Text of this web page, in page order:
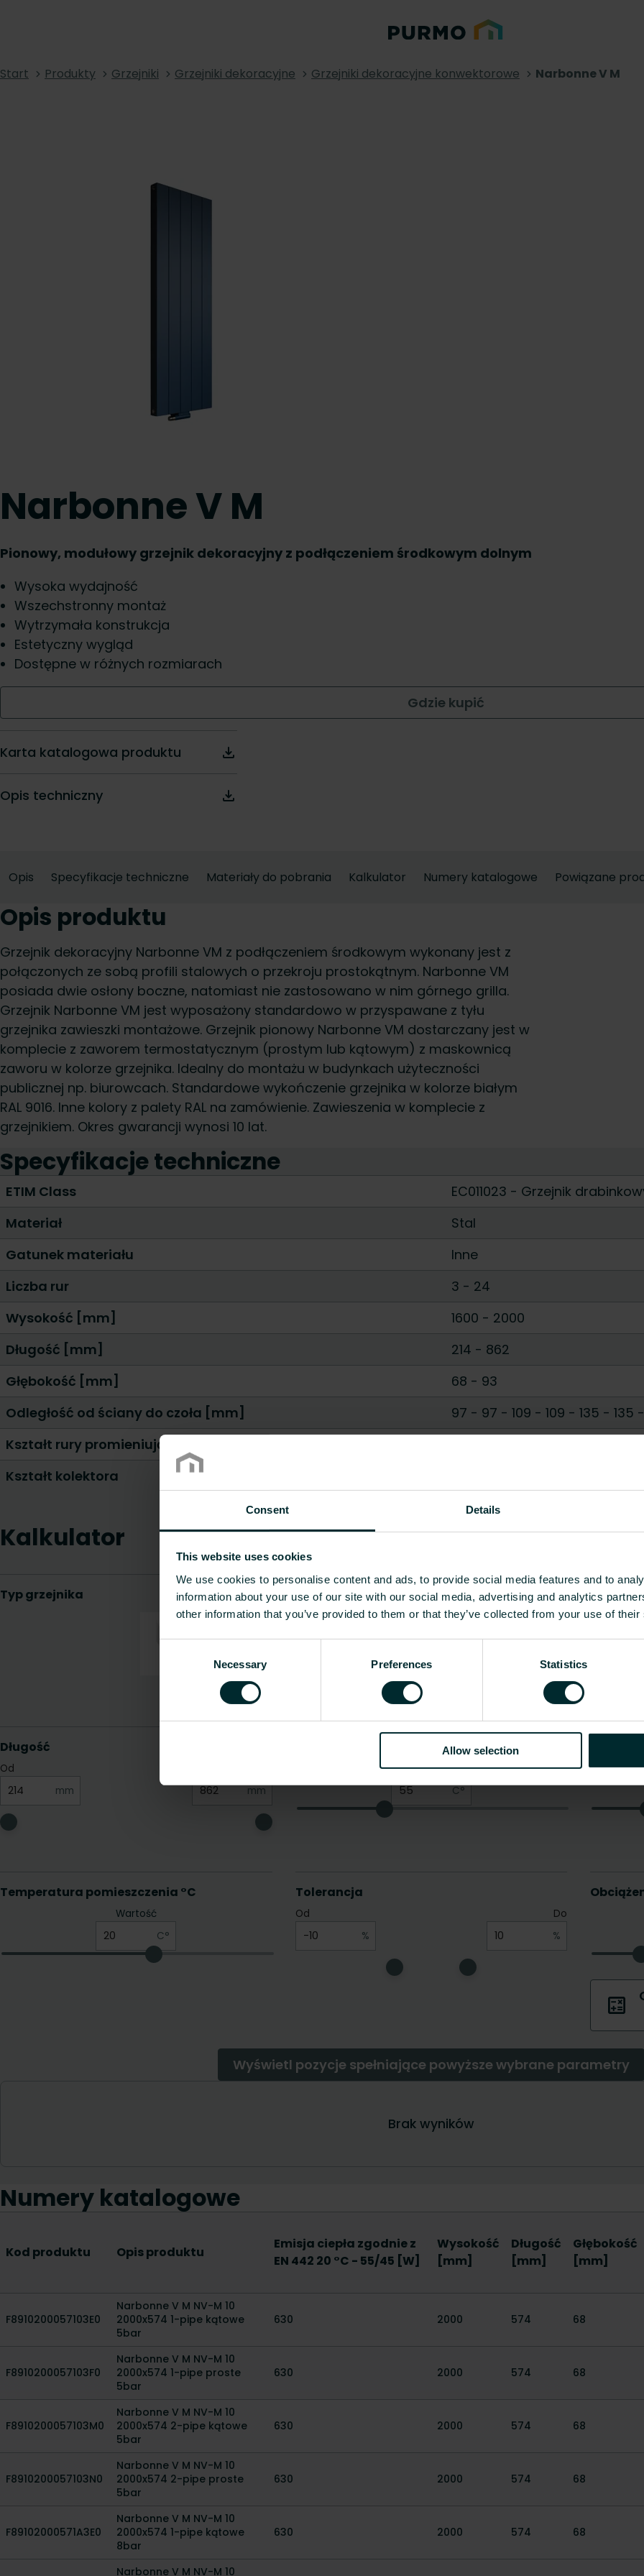
Consent Details
This website uses cookies
We use cookies to personalise content and ads, to provide social media features and to
information about your use of our site with our social media, advertising and analytics
other information that you’ve provided to them or that they’ve collected from your use of
Necessary Preferences Statistics
Allow selection
Start Produkty Grzejniki Grzejniki dekoracyjne Grzejniki dekoracyjne konwektorowe Narbonne V M
Narbonne V M
Pionowy, modułowy grzejnik dekoracyjny z podłączeniem środkowym dolnym
Wysoka wydajność
Wszechstronny montaż
Wytrzymała konstrukcja
Estetyczny wygląd
Dostępne w różnych rozmiarach
Gdzie kupić
Karta katalogowa produktu
Opis techniczny
Opis Specyfikacje techniczne Materiały do pobrania Kalkulator Numery katalogowe Powiązane
Opis produktu
Grzejnik dekoracyjny Narbonne VM z podłączeniem środkowym wykonany jest z
połączonych ze sobą profili stalowych o przekroju prostokątnym. Narbonne VM
posiada dwie osłony boczne, natomiast nie zastosowano w nim górnego grilla.
Grzejnik Narbonne VM jest wyposażony standardowo w przyspawane z tyłu
grzejnika zawieszki montażowe. Grzejnik pionowy Narbonne VM dostarczany jest w
komplecie z zaworem termostatycznym (prostym lub kątowym) z maskownicą
zaworu w kolorze grzejnika. Idealny do montażu w budynkach użyteczności
publicznej np. biurowcach. Standardowe wykończenie grzejnika w kolorze białym
RAL 9016. Inne kolory z palety RAL na zamówienie. Zawieszenia w komplecie z
grzejnikiem. Okres gwarancji wynosi 10 lat.
Specyfikacje techniczne
ETIM Class
EC011023 - Grzejnik
Materiał
Stal
Gatunek materiału
Inne
Liczba rur
3 - 24
Wysokość [mm]
1600 - 2000
Długość [mm]
214 - 862
Głębokość [mm]
68 - 93
Odległość od ściany do czoła [mm]
97 - 97 - 109 - 109 - 135 - 135
Kształt rury promieniującej
Kształt kolektora
Pokaż wszystko
Kalkulator
Numery katalogowe
Kod produktu Opis produktu
Emisja ciepła zgodnie z
EN 442 20 °C - 55/45 [W]
Wysokość
[mm]
Długość
[mm]
Głębokość
[mm]
F8910200057103E0
Narbonne V M NV-M 10
2000x574 1-pipe kątowe
5bar
630 2000 574 68
F8910200057103F0
Narbonne V M NV-M 10
2000x574 1-pipe proste
5bar
630 2000 574 68
F8910200057103M0
Narbonne V M NV-M 10
2000x574 2-pipe kątowe
5bar
630 2000 574 68
F8910200057103N0
Narbonne V M NV-M 10
2000x574 2-pipe proste
5bar
630 2000 574 68
F89102000571A3E0
Narbonne V M NV-M 10
2000x574 1-pipe kątowe
8bar
630 2000 574 68
Narbonne V M NV-M 10